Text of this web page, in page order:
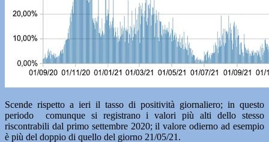
Scende rispetto a ieri il tasso di positività giornaliero; in questo
periodo comunque si registrano i valori più alti dello stesso
riscontrabili dal primo settembre 2020; il valore odierno ad esempio
è più del doppio di quello del giorno 21/05/21.